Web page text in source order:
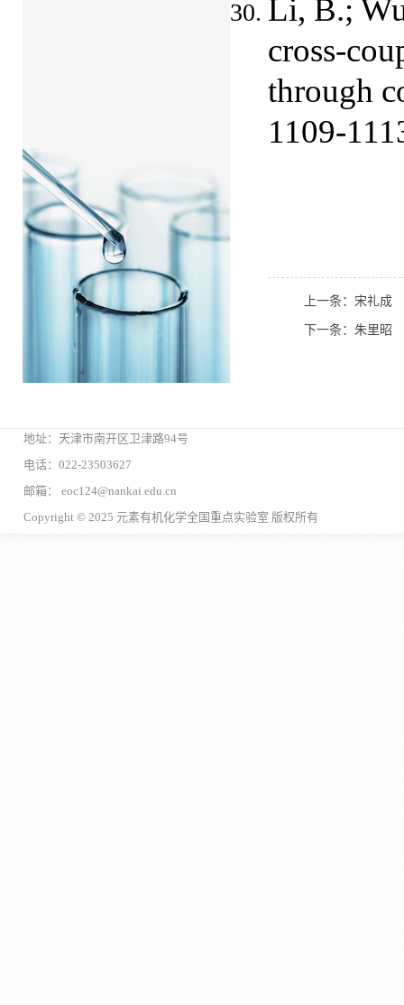
Li, B.;
cross-
through
1109-
上一条：宋礼成
下一条：朱里昭
地址：天津市南开区卫津路94号
电话：022-23503627
邮箱： eoc124@nankai.edu.cn
Copyright © 2025 元素有机化学全国重点实验室 版权所有